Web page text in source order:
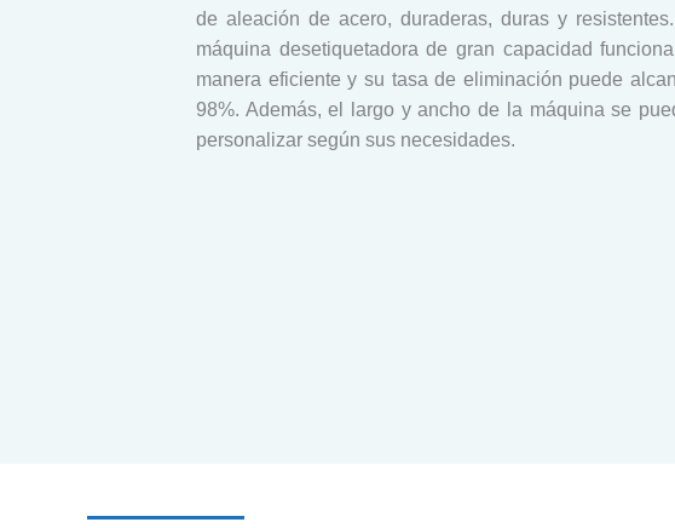
de aleación de acero, duraderas, duras y
máquina desetiquetadora de gran capacidad
manera eficiente y su tasa de eliminación puede
98%. Además, el largo y ancho de la máquina se
personalizar según sus necesidades.